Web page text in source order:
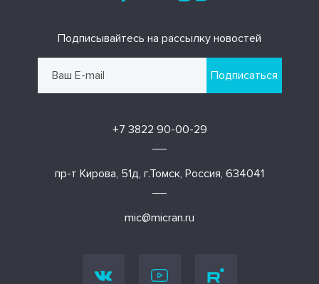
Подписывайтесь на рассылку новостей
Подписаться
+7 3822 90-00-29
mic@micran.ru
пр-т Кирова, 51д, г.Томск, Россия, 634041